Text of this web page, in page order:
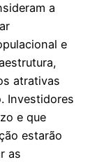
a
e
atrativas
Investidores
e que
estarão
as